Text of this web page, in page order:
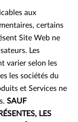
aux
certains
Site Web ne
Les
varier selon les
les sociétés du
et Services ne
SAUF
LES